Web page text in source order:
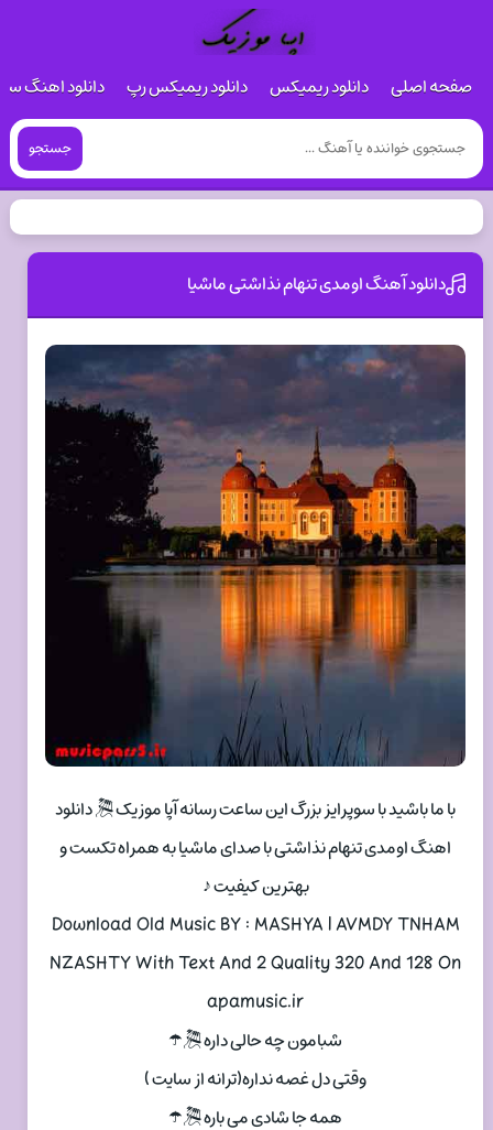
صفحه اصلی دانلود ریمیکس دانلود ریمیکس رپ دانلود اهنگ
جستجو
دانلود آهنگ اومدی تنهام نذاشتی ماشیا
با ما باشید با سوپرایز بزرگ این ساعت رسانه آپا موزیک 🎘 دانلود
اهنگ اومدی تنهام نذاشتی با صدای ماشیا به همراه تکست و
بهترین کیفیت ♪
Download Old Music BY : MASHYA | AVMDY TNHAM
NZASHTY With Text And 2 Quality 320 And 128 On
apamusic.ir
شبامون چه حالی داره 🎘☂
وقتی دل غصه نداره(ترانه از سایت )
همه جا شادی می باره 🎘☂